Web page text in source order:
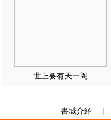
世上要有天一阁
書城介紹